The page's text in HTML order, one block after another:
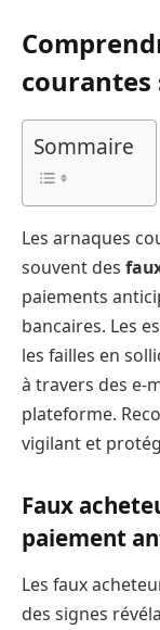
courantes
Sommaire
Les arnaques
souvent des
paiements
bancaires. Les
les failles en
à travers des e-
plateforme.
vigilant et
Faux
paiement
Les faux
des signes